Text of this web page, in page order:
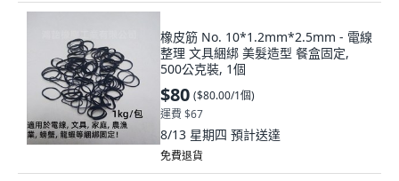
橡皮筋 No. 10*1.2mm*2.5mm - 電線
整理 文具綑綁 美髮造型 餐盒固定,
500公克裝, 1個
$80 ($80.00/1個)
運費 $67
8/13 星期四 預計送達
免費退貨